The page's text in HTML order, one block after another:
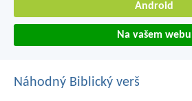
Android
Na vašem webu
Náhodný Biblický verš